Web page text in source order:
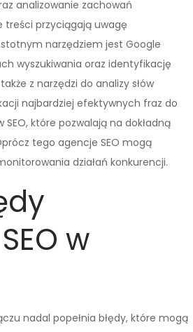
analizowanie zachowań
treści przyciągają uwagę
narzędziem jest Google
wyszukiwania oraz identyfikację
z narzędzi do analizy słów
najbardziej efektywnych fraz do
które pozwalają na dokładną
tego agencje SEO mogą
działań konkurencji.
w
nadal popełnia błędy, które mogą